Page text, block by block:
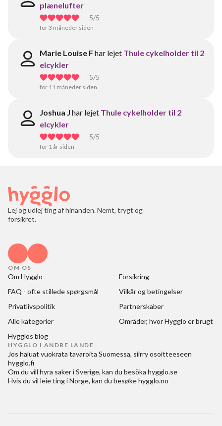
plænelufter
5/5
for 3 måneder siden
Marie Louise Fhar lejet Thule cykelholder til 2
elcykler
5/5
for 11 måneder siden
Joshua J har lejet Thule cykelholder til 2
elcykler
5/5
for 1 år siden
Lej og udlej ting af hinanden. Nemt, trygt og
forsikret.
OM OS
Om Hygglo
Forsikring
FAQ - ofte stillede spørgsmål
Vilkår og betingelser
Privatlivspolitik
Partnerskaber
Alle kategorier
Områder, hvor Hygglo er brugt
Hygglos blog
HYGGLO I ANDRE LANDE
Jos haluat vuokrata tavaroita Suomessa, siirry osoitteeseen
hygglo.fi
Om du vill hyra saker i Sverige, kan du besöka hygglo.se
Hvis du vil leie ting i Norge, kan du besøkehygglo.no